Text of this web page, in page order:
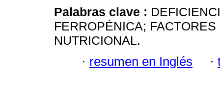
Palabras clave :
FERROPÉNICA;
NUTRICIONAL.
· resumen en Inglés ·